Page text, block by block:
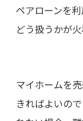
ペアローンを
どう扱うかが
マイホームを
きればよいの